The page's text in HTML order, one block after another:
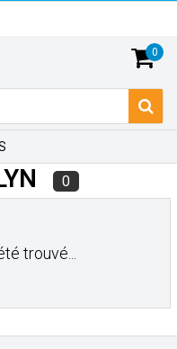
0
0
trouvé...